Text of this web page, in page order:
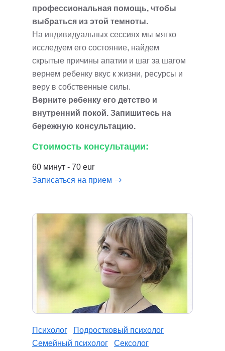
профессиональная помощь, чтобы
выбраться из этой темноты.
На индивидуальных сессиях мы мягко
исследуем его состояние, найдем
скрытые причины апатии и шаг за шагом
вернем ребенку вкус к жизни, ресурсы и
веру в собственные силы.
Верните ребенку его детство и
внутренний покой. Запишитесь на
бережную консультацию.
Стоимость консультации:
60 минут - 70 eur
Записаться на прием
Психолог
Подростковый психолог
Семейный психолог
Сексолог